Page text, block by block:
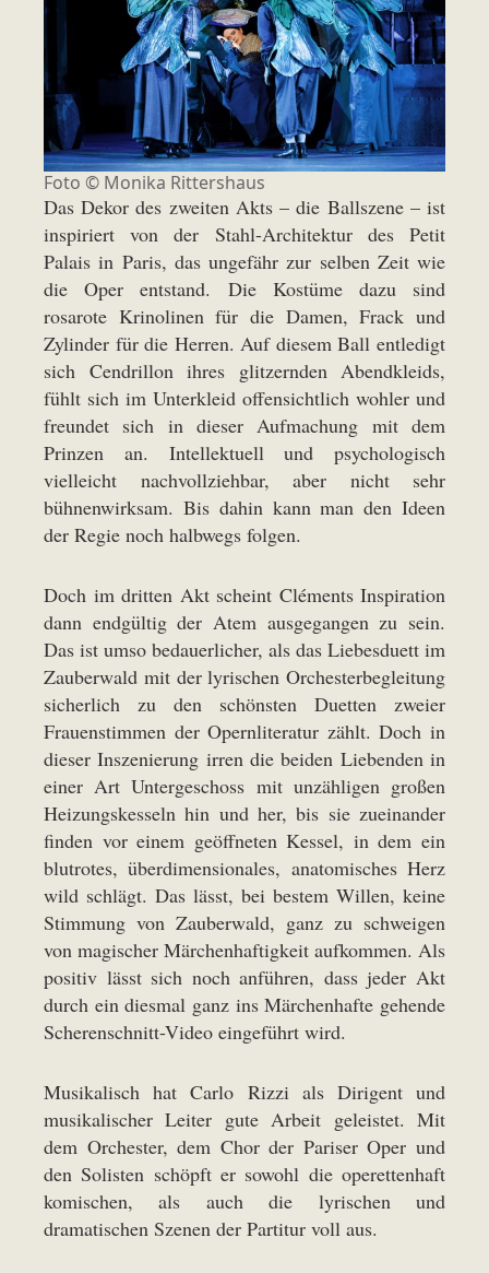
Foto © Monika Rittershaus
Das Dekor des zweiten Akts – die Ballszene – ist
inspiriert von der Stahl-Architektur des Petit
Palais in Paris, das ungefähr zur selben Zeit wie
die Oper entstand. Die Kostüme dazu sind
rosarote Krinolinen für die Damen, Frack und
Zylinder für die Herren. Auf diesem Ball entledigt
sich Cendrillon ihres glitzernden Abendkleids,
fühlt sich im Unterkleid offensichtlich wohler und
freundet sich in dieser Aufmachung mit dem
Prinzen an. Intellektuell und psychologisch
vielleicht nachvollziehbar, aber nicht sehr
bühnenwirksam. Bis dahin kann man den Ideen
der Regie noch halbwegs folgen.
Doch im dritten Akt scheint Cléments Inspiration
dann endgültig der Atem ausgegangen zu sein.
Das ist umso bedauerlicher, als das Liebesduett im
Zauberwald mit der lyrischen Orchesterbegleitung
sicherlich zu den schönsten Duetten zweier
Frauenstimmen der Opernliteratur zählt. Doch in
dieser Inszenierung irren die beiden Liebenden in
einer Art Untergeschoss mit unzähligen großen
Heizungskesseln hin und her, bis sie zueinander
finden vor einem geöffneten Kessel, in dem ein
blutrotes, überdimensionales, anatomisches Herz
wild schlägt. Das lässt, bei bestem Willen, keine
Stimmung von Zauberwald, ganz zu schweigen
von magischer Märchenhaftigkeit aufkommen. Als
positiv lässt sich noch anführen, dass jeder Akt
durch ein diesmal ganz ins Märchenhafte gehende
Scherenschnitt-Video eingeführt wird.
Musikalisch hat Carlo Rizzi als Dirigent und
musikalischer Leiter gute Arbeit geleistet. Mit
dem Orchester, dem Chor der Pariser Oper und
den Solisten schöpft er sowohl die operettenhaft
komischen, als auch die lyrischen und
dramatischen Szenen der Partitur voll aus.